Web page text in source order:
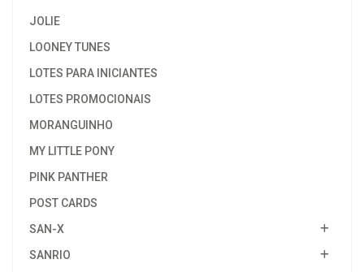
JOLIE
LOONEY TUNES
LOTES PARA INICIANTES
LOTES PROMOCIONAIS
MORANGUINHO
MY LITTLE PONY
PINK PANTHER
POST CARDS
SAN-X
SANRIO